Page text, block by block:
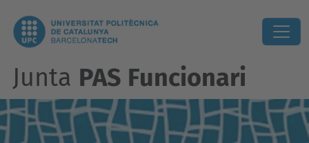
Junta PAS Funcionari